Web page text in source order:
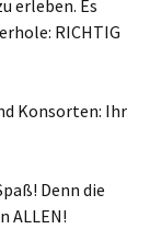
erleben. Es
RICHTIG
Konsorten: Ihr
Denn die
ALLEN!